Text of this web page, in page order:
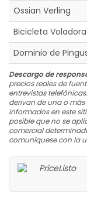
Ossian Verling
Bicicleta Voladora
Dominio de
Descargo de
precios reales de
entrevistas
derivan de una o más
informados en este
posible que no se
comercial
comuníquese con la